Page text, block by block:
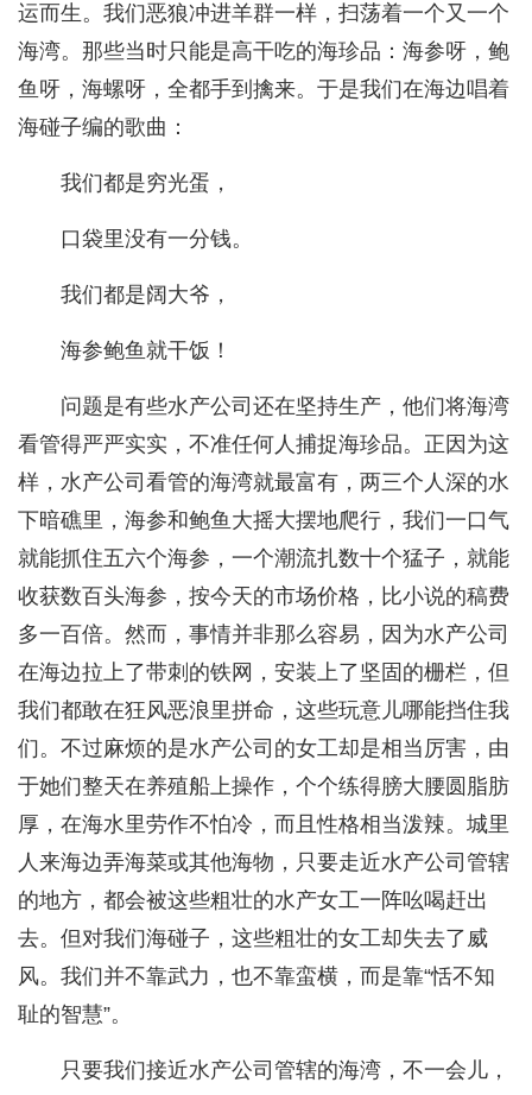
运而生。我们恶狼冲进羊群一样，扫荡着一个又一个
海湾。那些当时只能是高干吃的海珍品：海参呀，鲍
鱼呀，海螺呀，全都手到擒来。于是我们在海边唱着
海碰子编的歌曲：
我们都是穷光蛋，
口袋里没有一分钱。
我们都是阔大爷，
海参鲍鱼就干饭！
问题是有些水产公司还在坚持生产，他们将海湾
看管得严严实实，不准任何人捕捉海珍品。正因为这
样，水产公司看管的海湾就最富有，两三个人深的水
下暗礁里，海参和鲍鱼大摇大摆地爬行，我们一口气
就能抓住五六个海参，一个潮流扎数十个猛子，就能
收获数百头海参，按今天的市场价格，比小说的稿费
多一百倍。然而，事情并非那么容易，因为水产公司
在海边拉上了带刺的铁网，安装上了坚固的栅栏，但
我们都敢在狂风恶浪里拼命，这些玩意儿哪能挡住我
们。不过麻烦的是水产公司的女工却是相当厉害，由
于她们整天在养殖船上操作，个个练得膀大腰圆脂肪
厚，在海水里劳作不怕冷，而且性格相当泼辣。城里
人来海边弄海菜或其他海物，只要走近水产公司管辖
的地方，都会被这些粗壮的水产女工一阵吆喝赶出
去。但对我们海碰子，这些粗壮的女工却失去了威
风。我们并不靠武力，也不靠蛮横，而是靠“恬不知
耻的智慧”。
只要我们接近水产公司管辖的海湾，不一会儿，